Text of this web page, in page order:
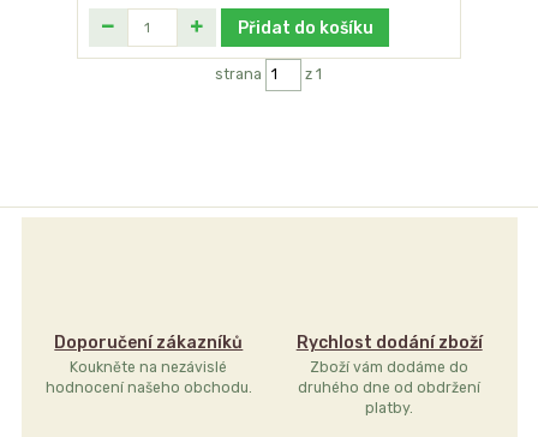
Přidat do košíku
strana z 1
Doporučení zákazníků
Koukněte na nezávislé
hodnocení našeho obchodu.
Rychlost dodání zboží
Zboží vám dodáme do
druhého dne od obdržení
platby.